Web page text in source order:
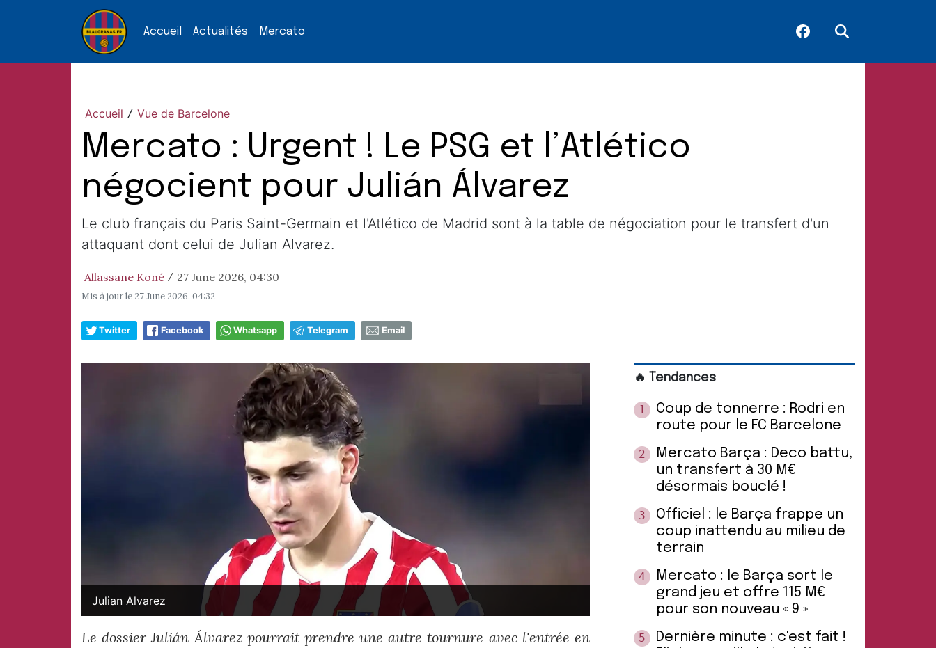
Accueil Actualités Mercato
Accueil / Vue de Barcelone
Mercato : Urgent ! Le PSG et l’Atlético
négocient pour Julián Álvarez
Le club français du Paris Saint-Germain et l'Atlético de Madrid sont à la table de négociation pour le transfert d'un
attaquant dont celui de Julian Alvarez.
Allassane Koné / 27 June 2026, 04:30
Mis à jour le27 June 2026, 04:32
Twitter Facebook Whatsapp Telegram Email
Julian Alvarez
Le dossier Julián Álvarez pourrait prendre une autre tournure avec l'entrée en
🔥 Tendances
1
Coup de tonnerre : Rodri en
route pour le FC Barcelone
2
Mercato Barça : Deco battu,
un transfert à 30 M€
désormais bouclé !
3
Officiel : le Barça frappe un
coup inattendu au milieu de
terrain
4
Mercato : le Barça sort le
grand jeu et offre 115 M€
pour son nouveau « 9 »
5
Dernière minute : c'est fait !